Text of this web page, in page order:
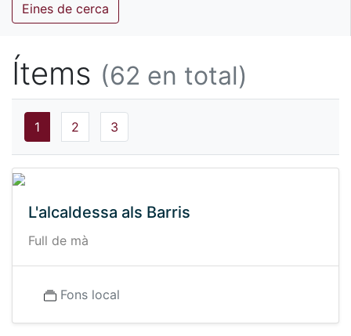
Eines de cerca
Ítems (62 en total)
1 2 3
L'alcaldessa als Barris
Full de mà
Fons local